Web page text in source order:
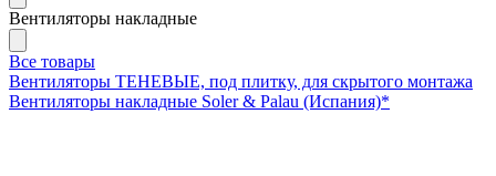
Вентиляторы накладные
Все товары
Вентиляторы ТЕНЕВЫЕ, под плитку, для скрытого монтажа
Вентиляторы накладные Soler & Palau (Испания)*